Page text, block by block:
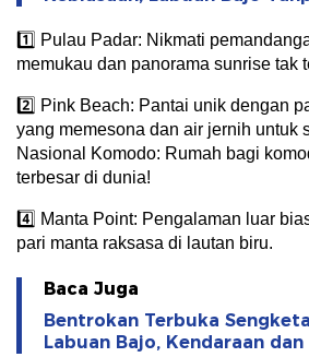
1️⃣ Pulau Padar: Nikmati
memukau dan panorama sunrise tak
2️⃣ Pink Beach: Pantai unik dengan
yang memesona dan air jernih untuk
Nasional Komodo: Rumah bagi
terbesar di dunia!
4️⃣ Manta Point: Pengalaman luar
pari manta raksasa di lautan biru.
Baca Juga
Bentrokan Terbuka
Labuan Bajo, Kendaraan